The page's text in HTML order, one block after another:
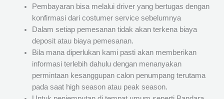
Pembayaran bisa melalui driver yang bertugas dengan
konfirmasi dari costumer service sebelumnya
Dalam setiap pemesanan tidak akan terkena biaya
deposit atau biaya pemesanan.
Bila mana diperlukan kami pasti akan memberikan
informasi terlebih dahulu dengan menanyakan
permintaan kesanggupan calon penumpang terutama
pada saat high season atau peak season.